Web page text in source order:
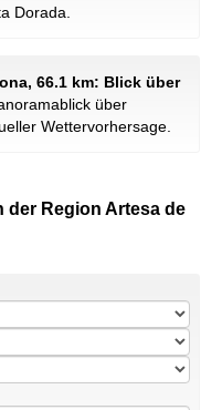
Dorada.
66.1 km: Blick über
über
Wettervorhersage.
der Region Artesa de